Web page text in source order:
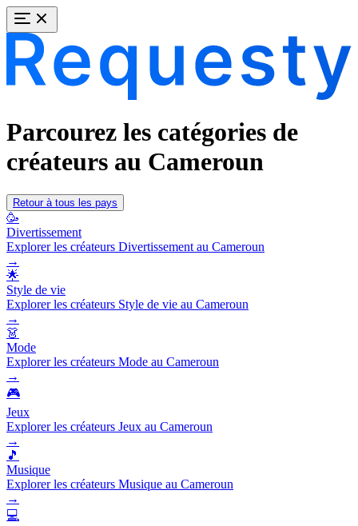
Parcourez les catégories de
créateurs au Cameroun
Retour à tous les pays
🥳
Divertissement
Explorer les créateurs Divertissement au Cameroun
→
🌟
Style de vie
Explorer les créateurs Style de vie au Cameroun
→
👗
Mode
Explorer les créateurs Mode au Cameroun
→
🎮
Jeux
Explorer les créateurs Jeux au Cameroun
→
🎵
Musique
Explorer les créateurs Musique au Cameroun
→
💻